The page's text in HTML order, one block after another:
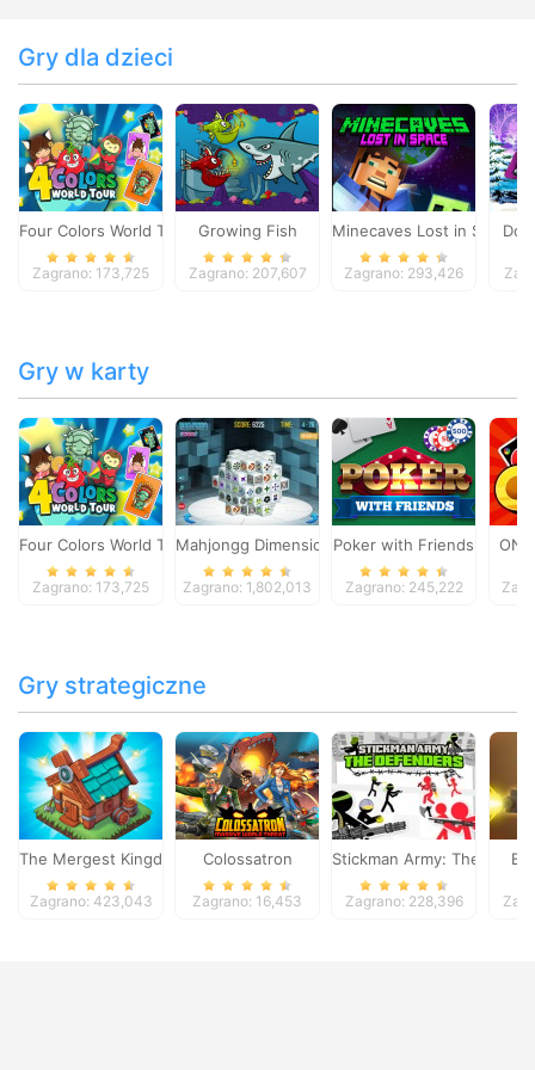
Gry dla dzieci
Four Colors World Tour
Zagrano: 173,725
Growing Fish
Zagrano: 207,607
Minecaves Lost in Space
Zagrano: 293,426
Gry w karty
Four Colors World Tour
Zagrano: 173,725
Mahjongg Dimensions
Zagrano: 1,802,013
Poker with Friends
Zagrano: 245,222
Gry strategiczne
The Mergest Kingdom
Zagrano: 423,043
Colossatron
Zagrano: 16,453
Stickman Army: The
Zagrano: 228,396